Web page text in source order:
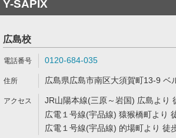
Y-SAPIX
広島校
0120-684-035
広島県広島市南区大須賀町13-9 ベ
JR山陽本線(三原～岩国) 広島より
広電１号線(宇品線) 猿猴橋町より
広電１号線(宇品線) 的場町より 徒